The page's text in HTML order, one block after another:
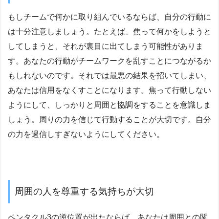
もしチームで何かに取り組んでいるならば、自分の行動に
は十分注意しましょう。たとえば、焦って何かをしようと
してしまうと、それが裏目に出てしまう可能性がありま
す。あなたの行動がチームワークを乱すことにつながるか
もしれないのです。それでは最悪の結果を招いてしまい、
あなたは信用をなくすことになります。焦って行動しない
ようにして、しっかりと周囲と協調をすることを意識しま
しょう。周りの力を信じて行動することが大切です。自分
の力を過信しすぎないようにしてください。
周囲の人を尊重する気持ちが大切
ペンタクル3の逆位置が出たならば、あなたは周囲との関